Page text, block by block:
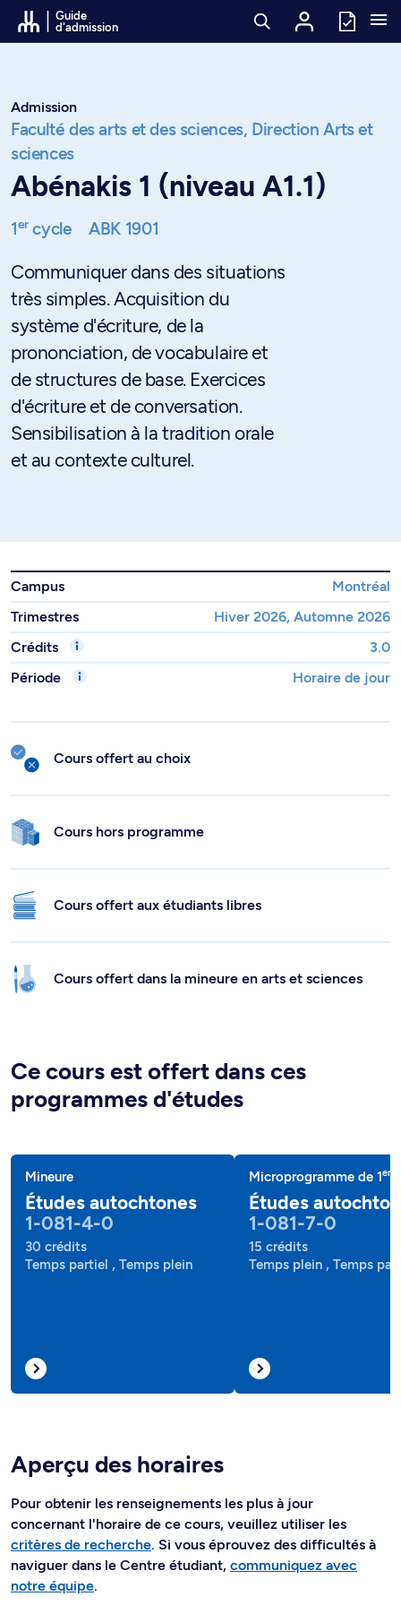
Passer au contenu
Guide
d'admission
Admission
Faculté des arts et des sciences, Direction Arts et
sciences
Abénakis 1 (niveau A1.1)
1ercycle ABK 1901
Communiquer dans des situations
très simples. Acquisition du
système d'écriture, de la
prononciation, de vocabulaire et
de structures de base. Exercices
d'écriture et de conversation.
Sensibilisation à la tradition orale
et au contexte culturel.
Campus
Montréal
Trimestres
Hiver 2026, Automne 2026
Crédits
3.0
Période
Horaire de jour
Cours offert au choix
Cours hors programme
Cours offert aux étudiants libres
Cours offert dans la mineure en arts et sciences
Ce cours est offert dans ces
programmes d'études
Mineure
Études autochtones
1-081-4-0
30 crédits
Temps partiel , Temps plein
Microprogramme de 1er
Études
1-081-7-0
15 crédits
Temps plein , Temps
Aperçu des horaires
Pour obtenir les renseignements les plus à jour
concernant l'horaire de ce cours, veuillez utiliser les
critères de recherche. Si vous éprouvez des difficultés à
naviguer dans le Centre étudiant, communiquez avec
notre équipe.